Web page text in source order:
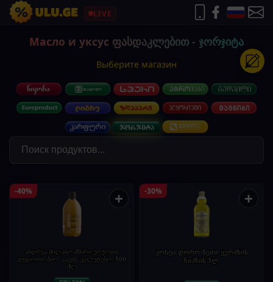
LIVE
Масло и уксус ფასდაკლებით - ჯორჯიტა
Выберите магазин
-40% +
ანდრეა მილანო-ძმარი ქოქოსის
დედოთი. ბიო, გაუფ, უგლუტენო. 500
მლ
-30% +
კოსტა დორო-ზეთი ყურძნის
წიპწის 1ლ